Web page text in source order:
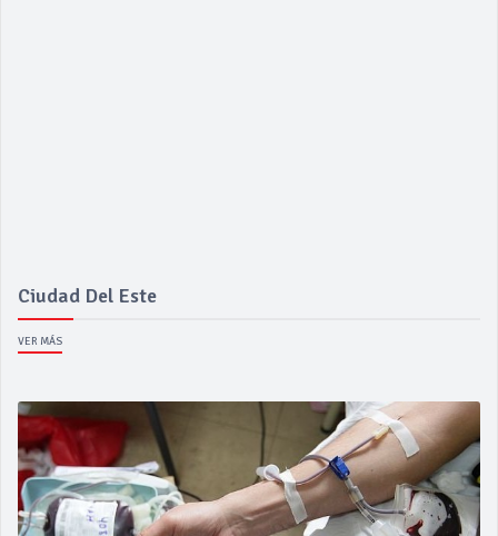
Ciudad Del Este
VER MÁS